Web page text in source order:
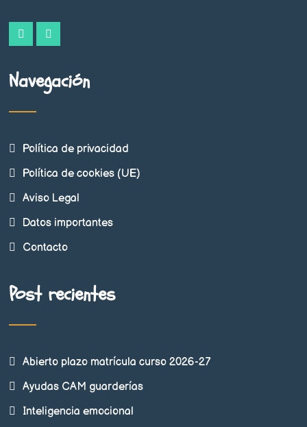
Navegación
Política de privacidad
Política de cookies (UE)
Aviso Legal
Datos importantes
Contacto
Post recientes
Abierto plazo matrícula curso 2026-27
Ayudas CAM guarderías
Inteligencia emocional